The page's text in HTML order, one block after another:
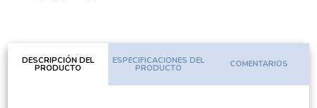
DESCRIPCIÓN DEL
PRODUCTO
ESPECIFICACIONES DEL
PRODUCTO COMENTARIOS